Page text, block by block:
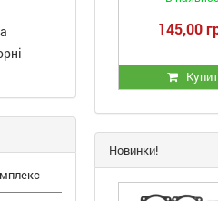
145,00
Новинки!